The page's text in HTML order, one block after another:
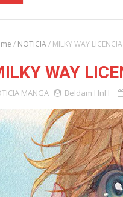
/ NOTICIA/ MILKY WAY
WAY
MANGA Beldam HnH